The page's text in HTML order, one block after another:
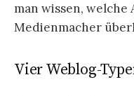
man wissen,
Medienmacher
Vier Weblog-